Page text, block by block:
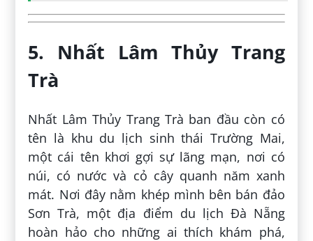
5. Nhất Lâm Thủy Trang
Trà
Nhất Lâm Thủy Trang Trà ban đầu còn có
tên là khu du lịch sinh thái Trường Mai,
một cái tên khơi gợi sự lãng mạn, nơi có
núi, có nước và cỏ cây quanh năm xanh
mát. Nơi đây nằm khép mình bên bán đảo
Sơn Trà, một địa điểm du lịch Đà Nẵng
hoàn hảo cho những ai thích khám phá,